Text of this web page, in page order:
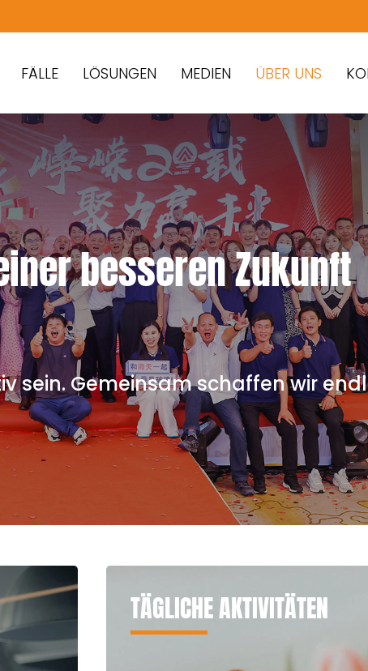
FÄLLE LÖSUNGEN MEDIEN ÜBER UNS
besseren Zukunft
sein. Gemeinsam schaffen wir
TÄGLICHE AKTIVITÄTEN